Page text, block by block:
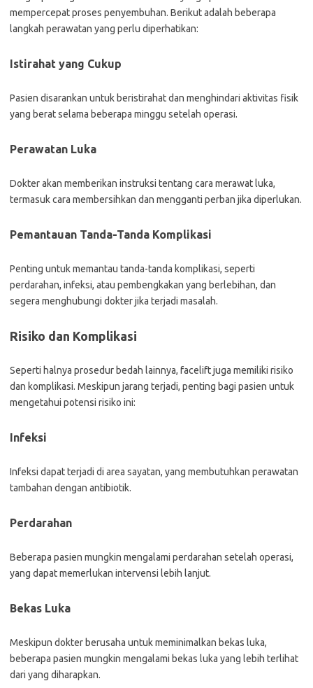
mempercepat proses penyembuhan. Berikut adalah beberapa
langkah perawatan yang perlu diperhatikan:
Istirahat yang Cukup
Pasien disarankan untuk beristirahat dan menghindari aktivitas fisik
yang berat selama beberapa minggu setelah operasi.
Perawatan Luka
Dokter akan memberikan instruksi tentang cara merawat luka,
termasuk cara membersihkan dan mengganti perban jika diperlukan.
Pemantauan Tanda-Tanda Komplikasi
Penting untuk memantau tanda-tanda komplikasi, seperti
perdarahan, infeksi, atau pembengkakan yang berlebihan, dan
segera menghubungi dokter jika terjadi masalah.
Risiko dan Komplikasi
Seperti halnya prosedur bedah lainnya, facelift juga memiliki risiko
dan komplikasi. Meskipun jarang terjadi, penting bagi pasien untuk
mengetahui potensi risiko ini:
Infeksi
Infeksi dapat terjadi di area sayatan, yang membutuhkan perawatan
tambahan dengan antibiotik.
Perdarahan
Beberapa pasien mungkin mengalami perdarahan setelah operasi,
yang dapat memerlukan intervensi lebih lanjut.
Bekas Luka
Meskipun dokter berusaha untuk meminimalkan bekas luka,
beberapa pasien mungkin mengalami bekas luka yang lebih terlihat
dari yang diharapkan.